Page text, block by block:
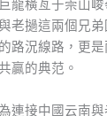
龍橫亙于崇山
老撾這兩個兄
路況線路，更是
贏的典范。
連接中國云南